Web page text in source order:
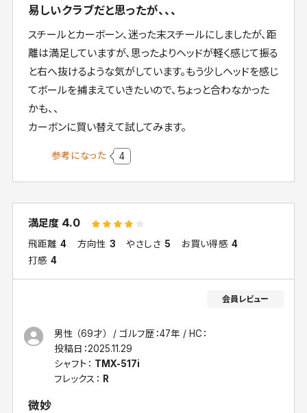
易しいクラブだと思ったが、、、
スチールとカーボーン、迷った末スチールにしましたが、距
離は満足していますが、思ったよりヘッドが軽く感じて振る
と右へ抜けるような気がしています。もう少しヘッドを感じ
てボールを捕まえていきたいので、ちょっと合わなかった
かも、、
カーボンに買い替えて試してみます。
参考になった 4
満足度 4.0
飛距離 4 方向性 3 やさしさ 5 お買い得感 4
打感 4
男性 （69才） ゴルフ歴：47年
HC：
投稿日：2025.11.29
シャフト： TMX-517i
フレックス： R
微妙